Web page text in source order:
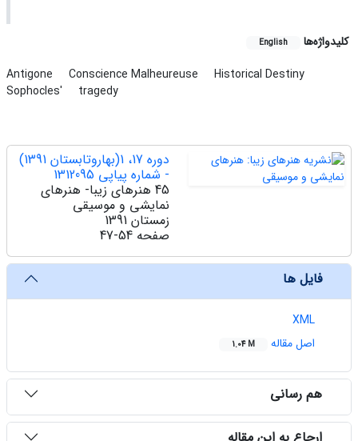
کلیدواژه‌ها English
Antigone Conscience Malheureuse
Historical Destiny
Sophocles'
tragedy
دوره 17، 1(بهاروتابستان 1391)
- شماره پیاپی 1312095
45 هنرهای زیبا- هنرهای
نمایشی و موسیقی
زمستان 1391
صفحه 47-54
فایل ها
XML
اصل مقاله
1.04 M
هم رسانی